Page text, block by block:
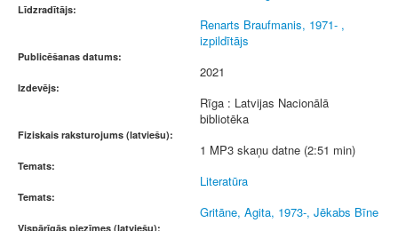
Līdzradītājs:
Renarts Braufmanis, 1971- ,
izpildītājs
Publicēšanas datums:
2021
Izdevējs:
Rīga : Latvijas Nacionālā
bibliotēka
Fiziskais raksturojums (latviešu):
1 MP3 skaņu datne (2:51 min)
Temats:
Literatūra
Temats:
Gritāne, Agita, 1973-, Jēkabs Bīne
Vispārīgās piezīmes (latviešu):